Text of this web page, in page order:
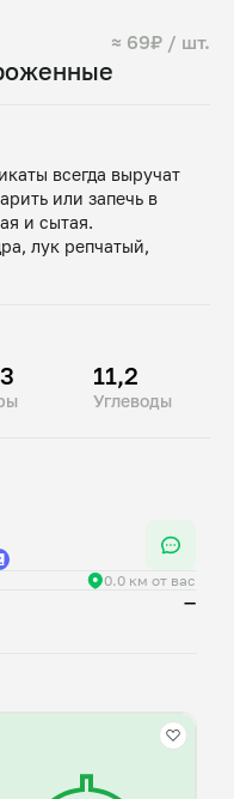
≈ 69₽ / шт.
всегда выручат
или запечь в
и сытая.
лук репчатый,
11,2
Углеводы
0.0 км от вас
—